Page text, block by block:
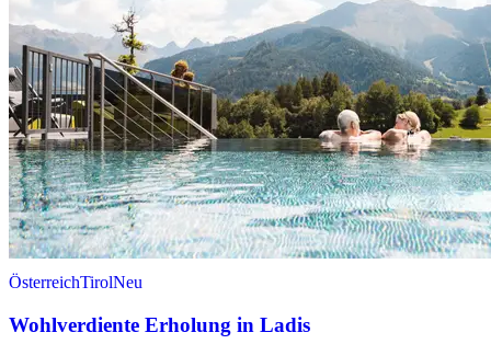
ÖsterreichTirolNeu
Wohlverdiente Erholung in Ladis